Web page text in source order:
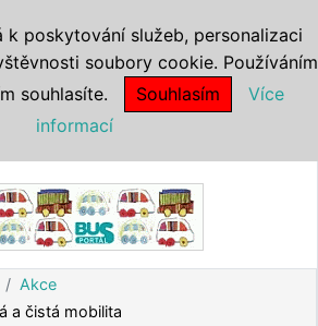
Akce
a čistá mobilita
k poskytování služeb, personalizaci
soubory cookie. Používáním
souhlasíte.
Souhlasím
Více
informací